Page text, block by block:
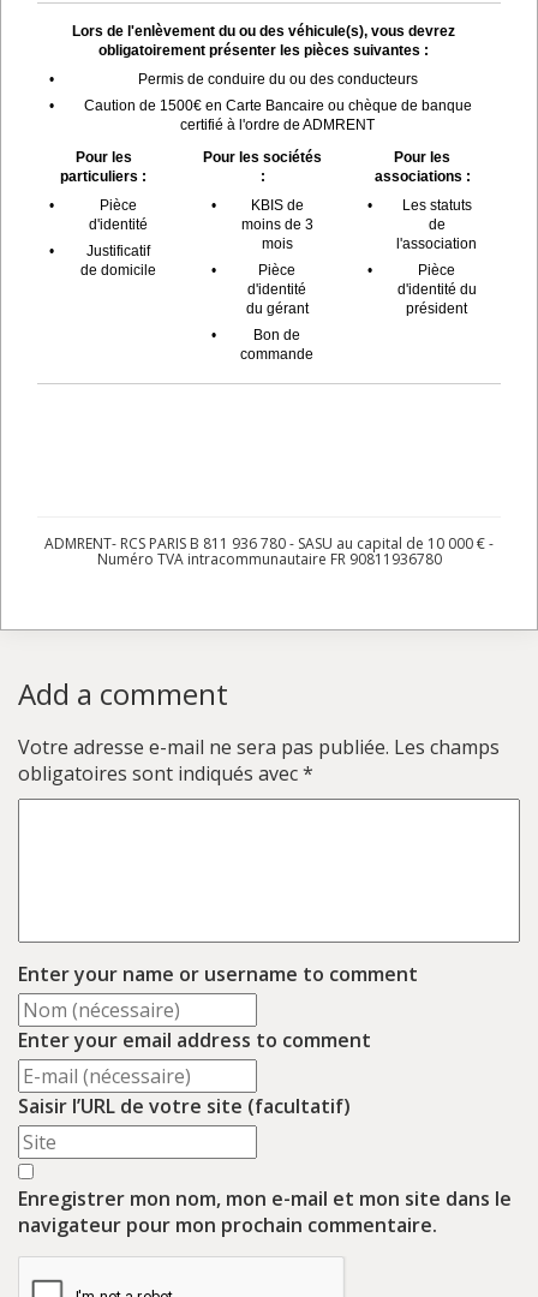
Lors de l'enlèvement du ou des véhicule(s), vous devrez
obligatoirement présenter les pièces suivantes :
•
Permis de conduire du ou des conducteurs
•
Caution de 1500€ en Carte Bancaire ou chèque de banque
certifié à l'ordre de ADMRENT
Pour les
particuliers :
•
Pièce
d'identité
•
Justificatif
de domicile
Pour les sociétés
:
•
KBIS de
moins de 3
mois
•
Pièce
d'identité
du gérant
•
Bon de
commande
Pour les
associations :
•
Les statuts
de
l'association
•
Pièce
d'identité du
président
ADMRENT- RCS PARIS B 811 936 780 - SASU au capital de 10 000 € -
Numéro TVA intracommunautaire FR 90811936780
Add a comment
Votre adresse e-mail ne sera pas publiée. Les champs
obligatoires sont indiqués avec*
Enter your name or username to comment
Enter your email address to comment
Saisir l’URL de votre site (facultatif)
Enregistrer mon nom, mon e-mail et mon site dans le
navigateur pour mon prochain commentaire.